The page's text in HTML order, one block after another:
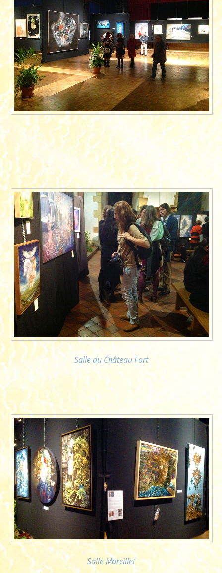
Salle du Château Fort
Salle Marcillet